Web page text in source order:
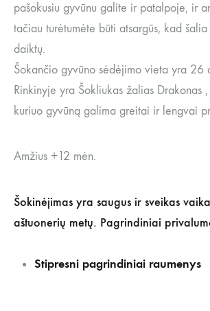
pašokusiu gyvūnu galite ir patalpoje, ir
tačiau turėtumėte būti atsargūs, kad šalia
daiktų.
Šokančio gyvūno sėdėjimo vieta yra 26
Rinkinyje yra Šokliukas žalias Drakonas
kuriuo gyvūną galima greitai ir lengvai
Amžius +12 mėn.
Šokinėjimas yra saugus ir sveikas
aštuonerių metų. Pagrindiniai
Stipresni pagrindiniai raumenys